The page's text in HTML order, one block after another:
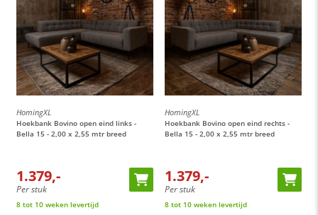
HomingXL
Hoekbank Bovino open eind links -
Bella 15 - 2,00 x 2,55 mtr breed
1.379,-
Per stuk
8 tot 10 weken levertijd
HomingXL
Hoekbank Bovino open eind rechts -
Bella 15 - 2,00 x 2,55 mtr breed
1.379,-
Per stuk
8 tot 10 weken levertijd